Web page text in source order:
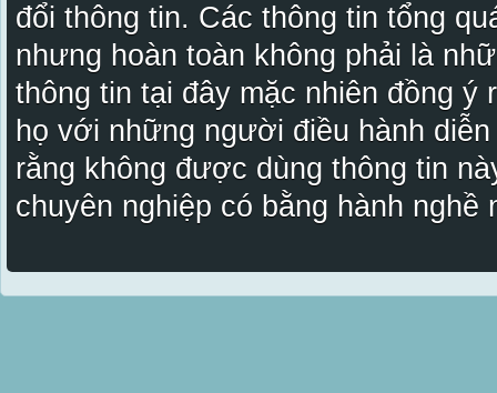
đổi thông tin. Các thông tin tổng
nhưng hoàn toàn không phải là
thông tin tại đây mặc nhiên đồng ý
họ với những người điều hành
rằng không được dùng thông tin
chuyên nghiệp có bằng hành